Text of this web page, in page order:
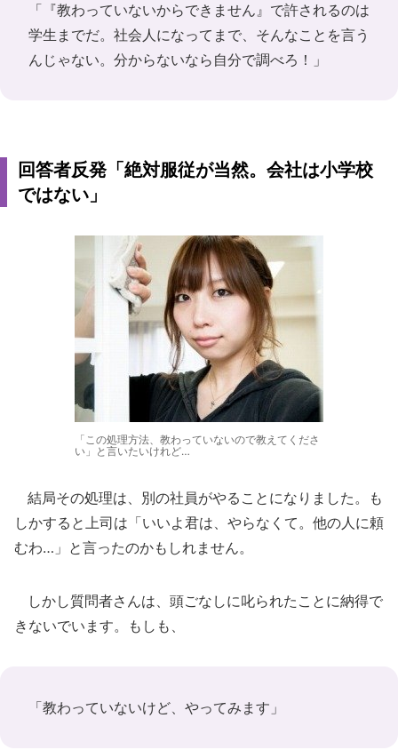
「『教わっていないからできません』で許されるのは
学生までだ。社会人になってまで、そんなことを言う
んじゃない。分からないなら自分で調べろ！」
回答者反発「絶対服従が当然。会社は小学校
ではない」
「この処理方法、教わっていないので教えてくださ
い」と言いたいけれど…
結局その処理は、別の社員がやることになりました。も
しかすると上司は「いいよ君は、やらなくて。他の人に頼
むわ…」と言ったのかもしれません。
しかし質問者さんは、頭ごなしに叱られたことに納得で
きないでいます。もしも、
「教わっていないけど、やってみます」